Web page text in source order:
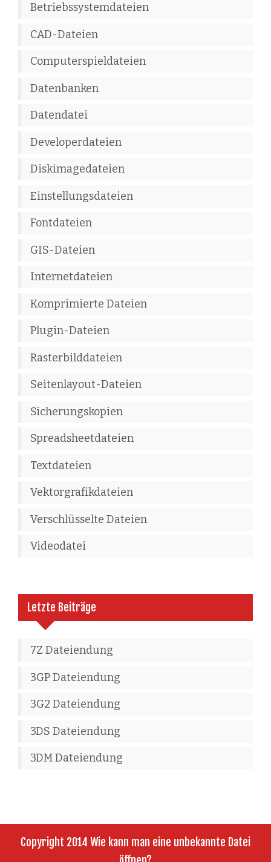
Betriebssystemdateien
CAD-Dateien
Computerspieldateien
Datenbanken
Datendatei
Developerdateien
Diskimagedateien
Einstellungsdateien
Fontdateien
GIS-Dateien
Internetdateien
Komprimierte Dateien
Plugin-Dateien
Rasterbilddateien
Seitenlayout-Dateien
Sicherungskopien
Spreadsheetdateien
Textdateien
Vektorgrafikdateien
Verschlüsselte Dateien
Videodatei
Letzte Beiträge
7Z Dateiendung
3GP Dateiendung
3G2 Dateiendung
3DS Dateiendung
3DM Dateiendung
Copyright 2014 Wie kann man eine unbekannte Datei